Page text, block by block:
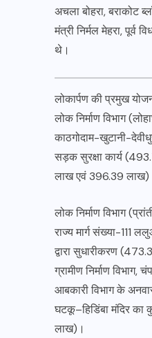
अचला बोहरा, बराकोट
मंत्री निर्मल मेहरा, पूर्व
थे।
लोकार्पण की प्रमुख
लोक निर्माण विभाग
काठगोदाम-खुटानी-
सड़क सुरक्षा कार्य
लाख एवं 396.39
लोक निर्माण विभाग
राज्य मार्ग संख्या-111
द्वारा सुधारीकरण
ग्रामीण निर्माण विभाग,
आबकारी विभाग के
घटकू–हिडिंबा मंदिर का
लाख)।